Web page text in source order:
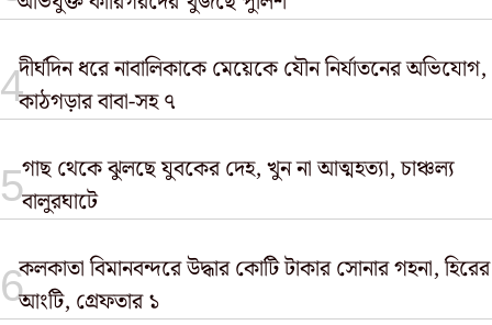
দীর্ঘদিন ধরে নাবালিকাকে মেয়েকে যৌন নির্যাতনের অভিযোগ,
কাঠগড়ার বাবা-সহ ৭
গাছ থেকে ঝুলছে যুবকের দেহ, খুন না আত্মহত্যা, চাঞ্চল্য
বালুরঘাটে
কলকাতা বিমানবন্দরে উদ্ধার কোটি টাকার সোনার গহনা, হিরের
আংটি, গ্রেফতার ১